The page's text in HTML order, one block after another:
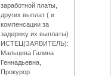
заработной платы,
других выплат ( и
компенсации за
задержку их выплаты)
ИСТЕЦ(ЗАЯВИТЕЛЬ):
Мальцева Галина
Геннадьевна,
Прокурор